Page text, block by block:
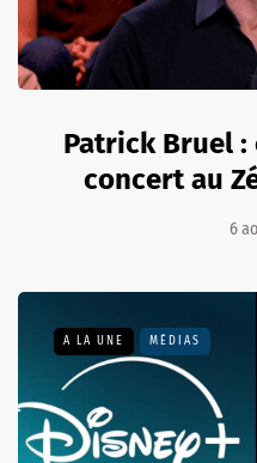
Patrick Bruel
concert au
6
A LA UNE MÉDIAS